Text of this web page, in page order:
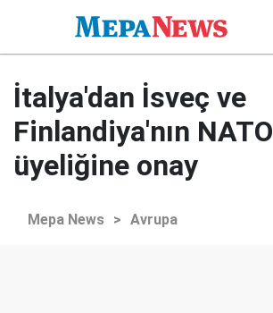
İtalya'dan İsveç ve
Finlandiya'nın NATO
üyeliğine onay
Mepa News > Avrupa